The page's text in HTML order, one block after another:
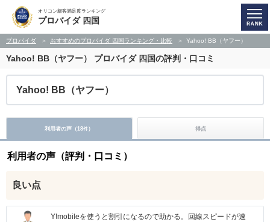
オリコン顧客満足度ランキング
プロバイダ 四国
プロバイダ おすすめのプロバイダ 四国ランキング・比較 Yahoo! BB（ヤフー）
Yahoo! BB（ヤフー） プロバイダ 四国の評判・口コミ
Yahoo! BB（ヤフー）
利用者の声（18件） 得点
利用者の声（評判・口コミ）
良い点
Y!mobileを使うと割引になるので助かる。回線スピードが速